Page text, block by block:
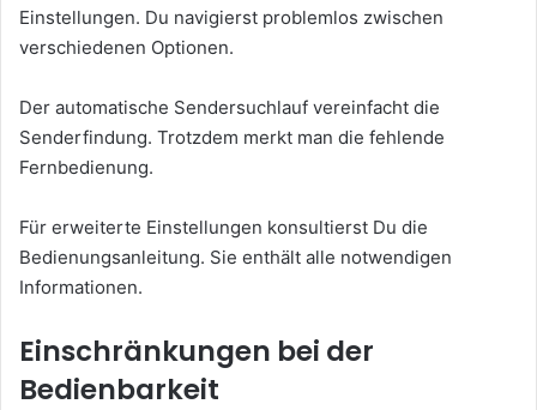
Einstellungen. Du navigierst problemlos zwischen
verschiedenen Optionen.
Der automatische Sendersuchlauf vereinfacht die
Senderfindung. Trotzdem merkt man die fehlende
Fernbedienung.
Für erweiterte Einstellungen konsultierst Du die
Bedienungsanleitung. Sie enthält alle notwendigen
Informationen.
Einschränkungen bei der
Bedienbarkeit